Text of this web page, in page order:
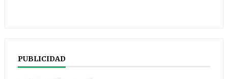
PUBLICIDAD